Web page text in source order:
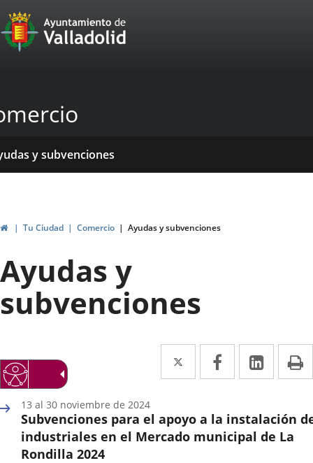
Portal
Web
Ayuntamiento
de
Valladolid
y subvenciones
InicioTu Ciudad Comercio Ayudas y subvenciones
Ayudas y
subvenciones
Twitter
Enlace
a
aplicación
externa.
Facebook
Enlace
a
aplicación
externa.
Enlace
a
Subvenciones para el apoyo a la instalación
industriales en el Mercado municipal de La
Rondilla 2024
13 al 30 noviembre de 2024